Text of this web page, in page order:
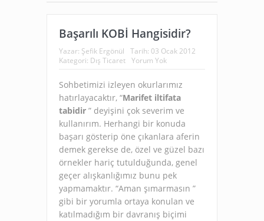
Başarılı KOBİ Hangisidir?
Yazar: Şefik Ergönül Tarih: 03 Ocak 2012
Kategori: Dış Ticaret Yorum Yok
Sohbetimizi izleyen okurlarımız
hatırlayacaktır, “Marifet iltifata
tabidir ” deyişini çok severim ve
kullanırım. Herhangi bir konuda
başarı gösterip öne çıkanlara aferin
demek gerekse de, özel ve güzel bazı
örnekler hariç tutulduğunda, genel
geçer alışkanlığımız bunu pek
yapmamaktır. “Aman şımarmasın ”
gibi bir yorumla ortaya konulan ve
katılmadığım bir davranış biçimi